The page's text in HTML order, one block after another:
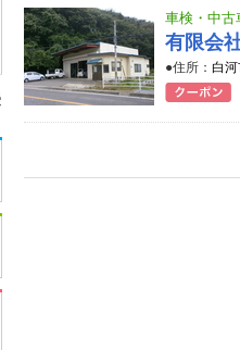
車検・中古
有限会
●住所： 白